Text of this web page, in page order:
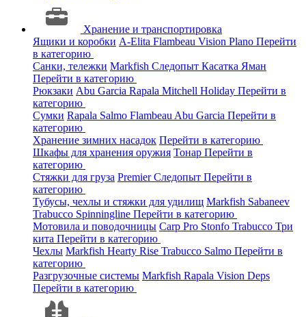
Хранение и транспортировка
Ящики и коробки A-Elita Flambeau Vision Plano Перейти
в категорию
Санки, тележки Markfish Следопыт Касатка Яман
Перейти в категорию
Рюкзаки Abu Garcia Rapala Mitchell Holiday Перейти в
категорию
Сумки Rapala Salmo Flambeau Abu Garcia Перейти в
категорию
Хранение зимних насадок Перейти в категорию
Шкафы для хранения оружия Тонар Перейти в
категорию
Стяжки для груза PremierСледопыт Перейти в
категорию
Тубусы, чехлы и стяжки для удилищ Markfish Sabaneev
Trabucco Spinningline Перейти в категорию
Мотовила и поводочницы Carp Pro Stonfo Trabucco Три
кита Перейти в категорию
Чехлы Markfish Hearty Rise Trabucco Salmo Перейти в
категорию
Разгрузочные системы Markfish Rapala Vision Deps
Перейти в категорию